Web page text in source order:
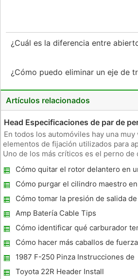
¿Cuál es la diferencia entre
¿Cómo puedo eliminar un eje de
Artículos relacionados
Head Especificaciones de par de
En todos los automóviles hay una muy
elementos de fijación utilizados para
Uno de los más críticos es el perno de
altas presiones, por lo que aplicando el
Cómo quitar el rotor delantero en
Ford F-150
Cómo purgar el cilindro maestro
Beretta 1988
Cómo tomar la presión de salida
tambores de freno
Amp Batería Cable Tips
Cómo identificar qué carburador
que puedo pedir un kit de
Cómo hacer más caballos de
SBC 350
1987 F-250 Pinza Instrucciones de
eliminación
Toyota 22R Header Install